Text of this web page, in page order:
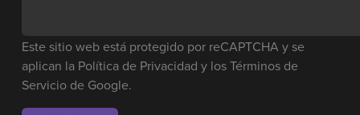
Este sitio web está protegido por reCAPTCHA y se
aplican la Política de Privacidad y losTérminos de
Servicio de Google.